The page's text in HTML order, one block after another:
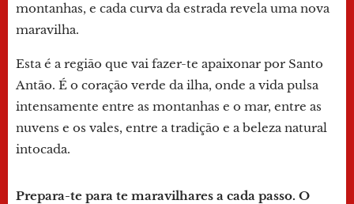
montanhas, e cada curva da estrada revela uma nova
maravilha.
Esta é a região que vai fazer-te apaixonar por Santo
Antão. É o coração verde da ilha, onde a vida pulsa
intensamente entre as montanhas e o mar, entre as
nuvens e os vales, entre a tradição e a beleza natural
intocada.
Prepara-te para te maravilhares a cada passo. O